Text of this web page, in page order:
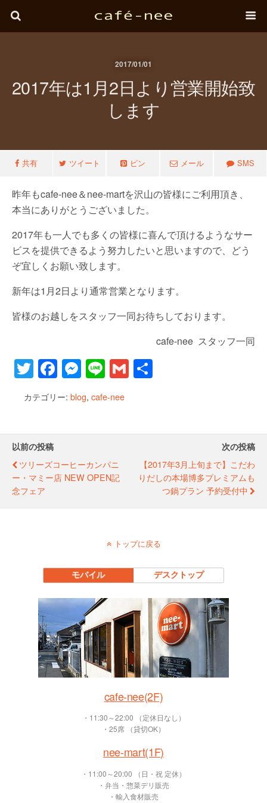
2017/01/01
2017年は1月2日より営業開始致
します
共有 ツイート ピン メール SMS
昨年もcafe-nee＆nee-martを沢山の皆様にご利用頂き、
本当にありがとうございました。
2017年も一人でも多くの皆様に喜んで頂けるようなサー
ビスを提供できるよう努力したいと思いますので、どう
ぞ宜しくお願い致します。
新年は1月2日より通常営業となります。
皆様のお越しをスタッフ一同お待ちしております。
cafe-nee スタッフ一同
T
wi
tt
F
a
c
o
o
k
M
e
ss
g
er
Li
n
e
G
m
カテゴリー: blog, cafe-nee
以前の投稿
ツリーズコーヒーカンパニ
ー・マミー店 NEW OPEN記
念フェア
次の投稿
【2017年3月上旬まで】こだわ
りだしの本場博多プレミアムも
つ鍋プラン 予約受付中
トップに戻る
モバイル デスクトップ
cafe-nee(2F)
・11:30～22:00 （定休日なし）
・25席 （貸切OK）
nee-mart(1F)
・11:00～20:00 （日・祝 定休）
・弁当・惣菜デリ販売
・輸入食材販売